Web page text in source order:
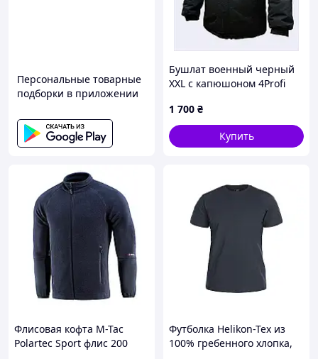
Официальные сертификаты.Наши товары
полностью отвечают требованиям безопасности
117 000 клиентов, и почти 40% из них снова
возвращаются. Оставьте свой отзыв – ваше
мнение важно для нас.
Персональные товарные
подборки в приложении
Бушлат военный черный
XXL с капюшоном 4Profi
1 700 ₴
Купить
Флисовая кофта M-Tac
Polartec Sport флис 200
Футболка Helikon-Tex из
100% гребенного хлопка,